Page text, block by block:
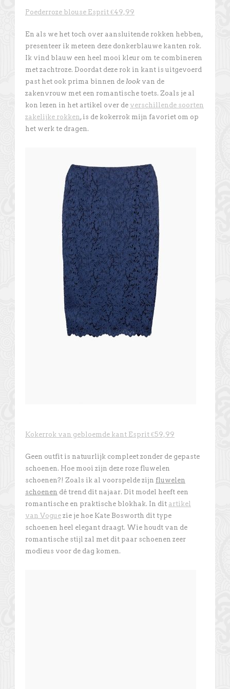
Poederroze blouse Esprit €49,99
En als we het toch over aansluitende rokken hebben,
presenteer ik meteen deze donkerblauwe kanten rok.
Ik vind blauw een heel mooi kleur om te combineren
met zachtroze. Doordat deze rok in kant is uitgevoerd
past het ook prima binnen de look van de
zakenvrouw met een romantische toets. Zoals je al
kon lezen in het artikel over de verschillende soorten
zakelijke rokken , is de kokerrok mijn favoriet om op
het werk te dragen.
Kokerrok van gebloemde kant Esprit €59,99
Geen outfit is natuurlijk compleet zonder de gepaste
schoenen. Hoe mooi zijn deze roze fluwelen
schoenen?! Zoals ik al voorspelde zijn fluwelen
schoenen dé trend dit najaar. Dit model heeft een
romantische en praktische blokhak. In dit artikel
van Vogue zie je hoe Kate Bosworth dit type
schoenen heel elegant draagt. Wie houdt van de
romantische stijl zal met dit paar schoenen zeer
modieus voor de dag komen.